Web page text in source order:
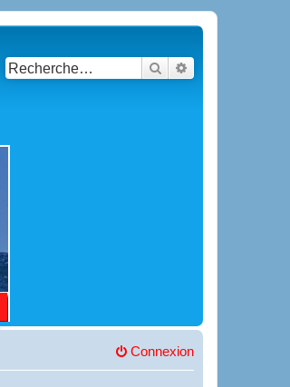
Rechercher
Connexion